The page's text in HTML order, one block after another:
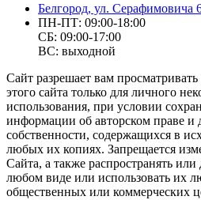
Белгород, ул. Серафимовича
ПН-ПТ: 09:00-18:00
СБ: 09:00-17:00
ВС: выходной
Сайт разрешает вам
этого сайта только для личного
использования, при условии
информации об авторском праве и
собственности, содержащихся в
любых их копиях. Запрещается
Сайта, а также распространять
любом виде или использовать их
общественных или коммерческих